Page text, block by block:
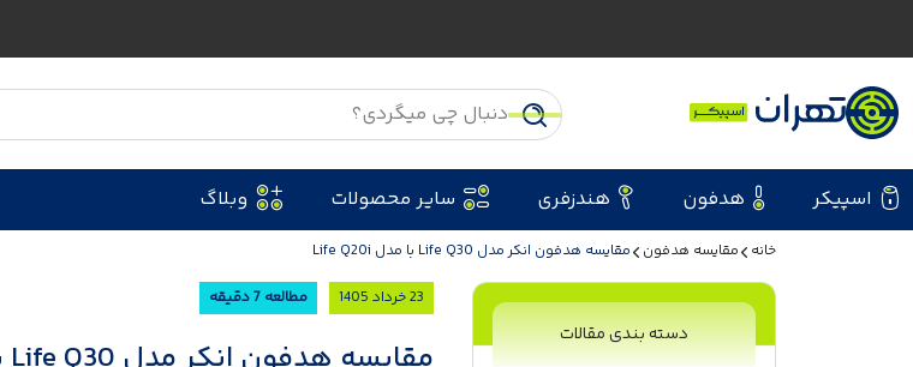
اسپیکر هدفون هندزفری سایر محصولات وبلاگ
خانه مقایسه هدفون مقایسه هدفون انکر مدل Life Q30 با مدل Life Q20i
دسته بندی مقالات
23 خرداد 1405 مطالعه 7 دقیقه